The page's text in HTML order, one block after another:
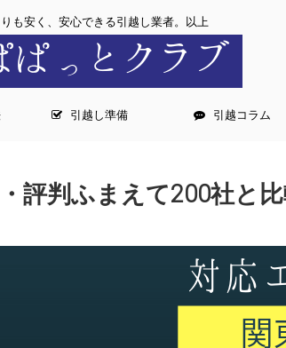
も安く、安心できる引越し業者。以上
引越し準備 引越コラム
評判ふまえて200社と